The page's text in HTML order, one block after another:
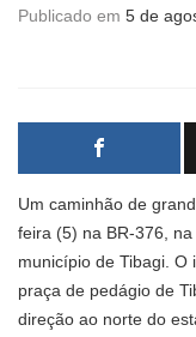
Publicado em 5 de
Um caminhão de
feira (5) na BR-376,
município de Tibagi. O
praça de pedágio de
direção ao norte do